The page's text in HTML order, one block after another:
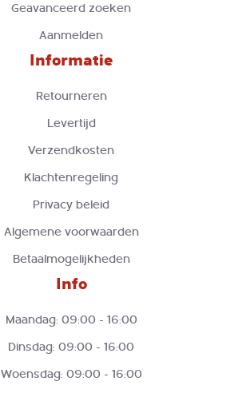
Geavanceerd zoeken
Aanmelden
Informatie
Retourneren
Levertijd
Verzendkosten
Klachtenregeling
Privacy beleid
Algemene voorwaarden
Betaalmogelijkheden
Info
Maandag: 09:00 - 16:00
Dinsdag: 09:00 - 16:00
Woensdag: 09:00 - 16:00